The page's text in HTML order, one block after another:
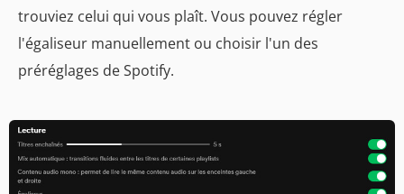
trouviez celui qui vous plaît. Vous pouvez régler
l'égaliseur manuellement ou choisir l'un des
préréglages de Spotify.